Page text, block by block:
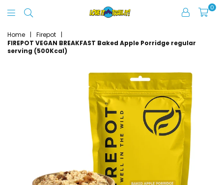
It
Trail
0
Home | Firepot
|
FIREPOT VEGAN BREAKFAST Baked Apple Porridge regular
serving (500Kcal)